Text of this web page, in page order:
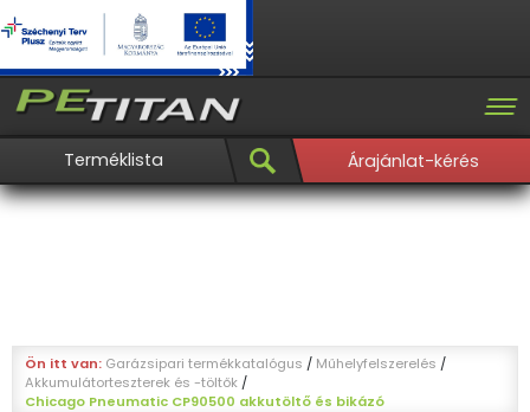
Terméklista Árajánlat-kérés
Ön itt van: Garázsipari termékkatalógus / Műhelyfelszerelés /
Akkumulátorteszterek és -töltők /
Chicago Pneumatic CP90500 akkutöltő és bikázó